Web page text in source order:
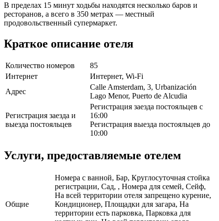
В пределах 15 минут ходьбы находятся несколько баров и
ресторанов, а всего в 350 метрах — местный
продовольственный супермаркет.
Краткое описание отеля
Количество номеров
85
Интернет
Интернет, Wi-Fi
Адрес
Calle Amsterdam, 3, Urbanización
Lago Menor, Puerto de Alcudia
Регистрация заезда и
выезда постояльцев
Регистрация заезда постояльцев с
16:00
Регистрация выезда постояльцев до
10:00
Услуги, предоставляемые отелем
Общие
Номера с ванной, Бар, Круглосуточная стойка
регистрации, Сад, , Номера для семей, Сейф,
На всей территории отеля запрещено курение,
Кондиционер, Площадки для загара, На
территории есть парковка, Парковка для